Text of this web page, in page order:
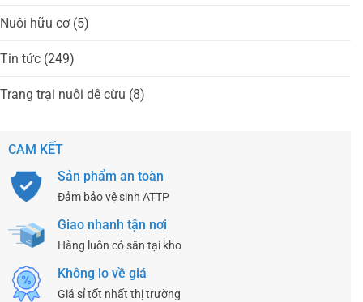
Nuôi hữu cơ(5)
Tin tức (249)
Trang trại nuôi dê cừu (8)
CAM KẾT
Sản phẩm an toàn
Đảm bảo vệ sinh ATTP
Giao nhanh tận nơi
Hàng luôn có sẵn tại kho
Không lo về giá
Giá sỉ tốt nhất thị trường